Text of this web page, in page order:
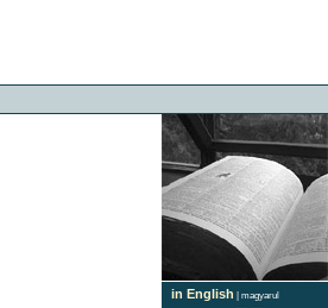
in English | magyarul